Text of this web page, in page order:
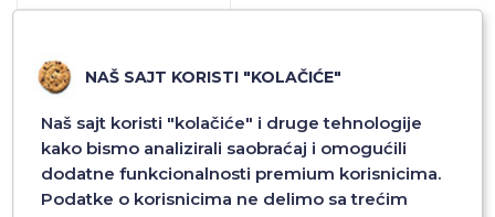
720,00 RSD
Dodaj u
NAŠ SAJT KORISTI "KOLAČIĆE"
Naš sajt koristi "kolačiće" i druge tehnologije
kako bismo analizirali saobraćaj i omogućili
dodatne funkcionalnosti premium korisnicima.
Podatke o korisnicima ne delimo sa trećim